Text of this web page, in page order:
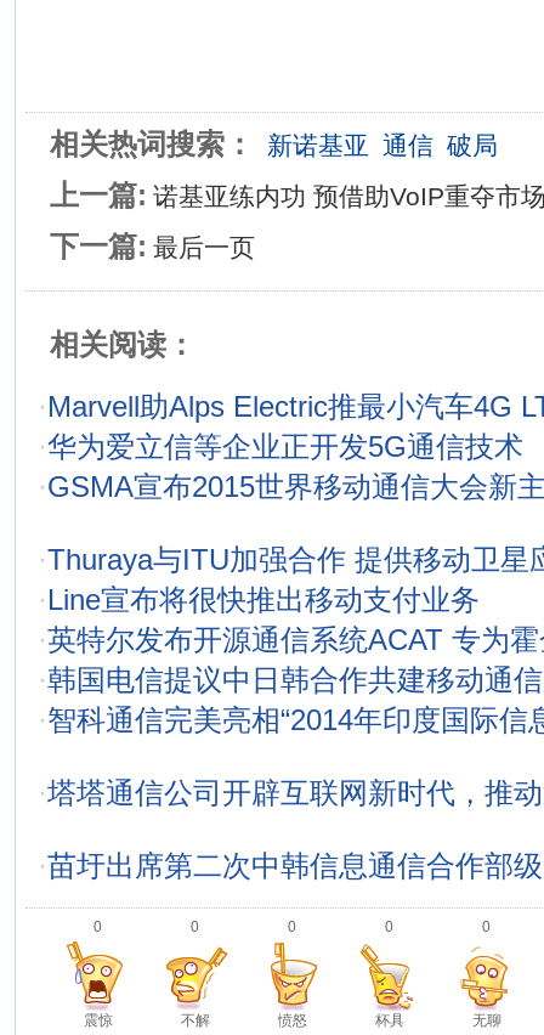
相关热词搜索： 新诺基亚 通信 破局
上一篇: 诺基亚练内功 预借助VoIP重夺市
下一篇: 最后一页
相关阅读：
·Marvell助Alps Electric推最小汽车4G
·华为爱立信等企业正开发5G通信技术
·GSMA宣布2015世界移动通信大会新
·Thuraya与ITU加强合作 提供移动卫星
·Line宣布将很快推出移动支付业务
·英特尔发布开源通信系统ACAT 专为
·韩国电信提议中日韩合作共建移动通
·智科通信完美亮相“2014年印度国际信
·塔塔通信公司开辟互联网新时代，推
·苗圩出席第二次中韩信息通信合作部
0
震惊
0
不解
0
愤怒
0
杯具
0
无聊